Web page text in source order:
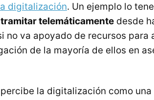
digitalización. Un ejemplo lo
telemáticamente desde
no va apoyado de recursos para
de la mayoría de ellos en
la digitalización como